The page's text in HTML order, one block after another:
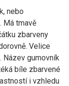
nebo
Má tmavě
zbarveny
Velice
Název gumovník
bíle zbarvené
i vzhledu